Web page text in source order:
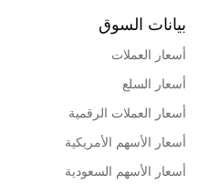
بيانات السوق
أسعار العملات
أسعار السلع
أسعار العملات الرقمية
أسعار الأسهم الأمريكية
أسعار الأسهم السعودية